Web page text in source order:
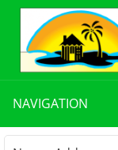
NAVIGATION